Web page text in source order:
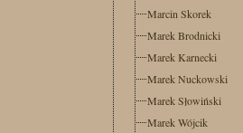
Marcin Skorek
Marek Brodnicki
Marek Karnecki
Marek Nuckowski
Marek Słowiński
Marek Wójcik